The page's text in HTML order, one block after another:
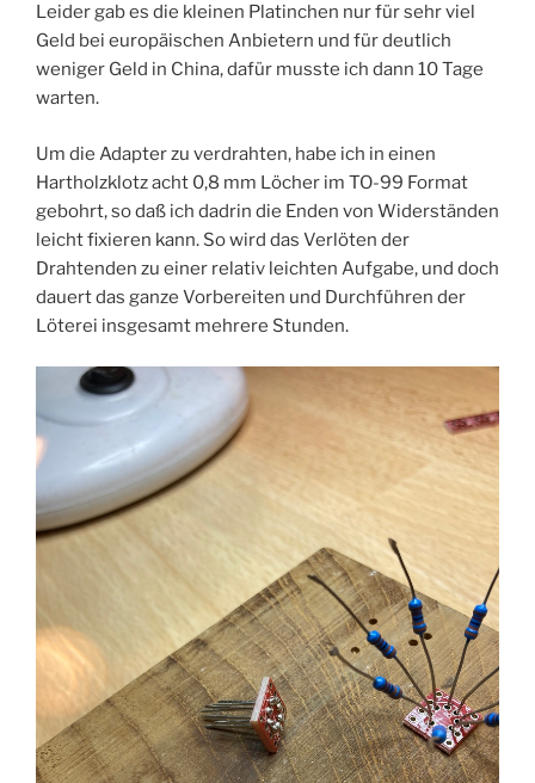
Leider gab es die kleinen Platinchen nur für sehr viel
Geld bei europäischen Anbietern und für deutlich
weniger Geld in China, dafür musste ich dann 10 Tage
warten.
Um die Adapter zu verdrahten, habe ich in einen
Hartholzklotz acht 0,8 mm Löcher im TO-99 Format
gebohrt, so daß ich dadrin die Enden von Widerständen
leicht fixieren kann. So wird das Verlöten der
Drahtenden zu einer relativ leichten Aufgabe, und doch
dauert das ganze Vorbereiten und Durchführen der
Löterei insgesamt mehrere Stunden.